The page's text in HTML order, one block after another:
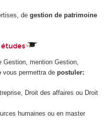
de gestion de patrimoine
Gestion, mention Gestion,
vous permettra depostuler:
Droit des affaires ou Droit
humaines ou en master